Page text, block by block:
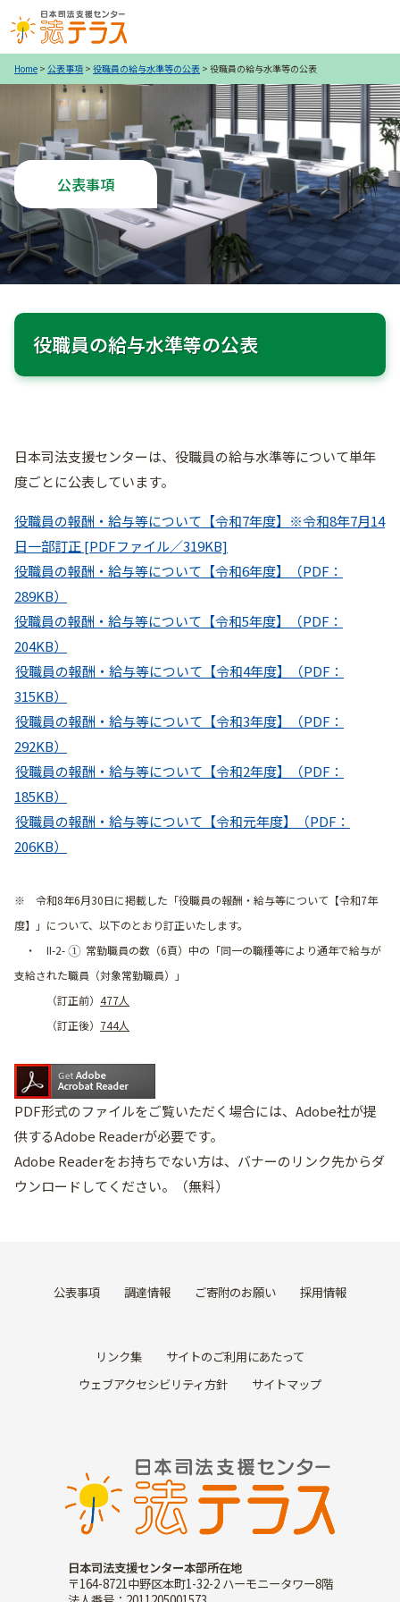
Home > 公表事項 > 役職員の給与水準等の公表 > 役職員の給与水準等の公表
公表事項
役職員の給与水準等の公表
日本司法支援センターは、役職員の給与水準等について単年
度ごとに公表しています。
役職員の報酬・給与等について【令和7年度】※令和8年7月14
日一部訂正 [PDFファイル／319KB]
役職員の報酬・給与等について【令和6年度】（PDF：
289KB）
役職員の報酬・給与等について【令和5年度】（PDF：
204KB）
役職員の報酬・給与等について【令和4年度】（PDF：
315KB）
役職員の報酬・給与等について【令和3年度】（PDF：
292KB）
役職員の報酬・給与等について【令和2年度】（PDF：
185KB）
役職員の報酬・給与等について【令和元年度】（PDF：
206KB）
※ 令和8年6月30日に掲載した「役職員の報酬・給与等について【令和7年
度】」について、以下のとおり訂正いたします。
・ II-2-
常勤職員の数（6頁）中の「同一の職種等により通年で給与が
支給された職員（対象常勤職員）」
（訂正前） 477人
（訂正後） 744人
PDF形式のファイルをご覧いただく場合には、Adobe社が提
供するAdobe Readerが必要です。
Adobe Readerをお持ちでない方は、バナーのリンク先からダ
ウンロードしてください。（無料）
公表事項 調達情報 ご寄附のお願い 採用情報
リンク集
サイトのご利用にあたって
ウェブアクセシビリティ方針
サイトマップ
日本司法支援センター本部所在地
〒164-8721中野区本町1-32-2 ハーモニータワー8階